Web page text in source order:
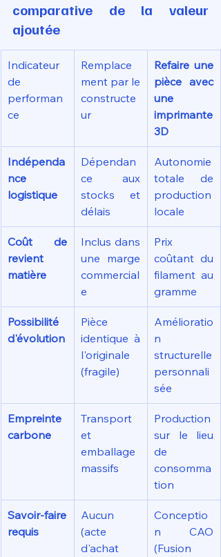
comparative de la valeur
ajoutée
Indicateur
de
performan
ce
Remplace
ment par le
constructe
ur
Refaire une
pièce avec
une
imprimante
3D
Indépenda
nce
logistique
Dépendan
ce aux
stocks et
délais
Autonomie
totale de
production
locale
Coût de
revient
matière
Inclus dans
une marge
commercial
e
Prix
coûtant du
filament au
gramme
Possibilité
d'évolution
Pièce
identique à
l'originale
(fragile)
Amélioratio
n
structurelle
personnali
sée
Empreinte
carbone
Transport
et
emballage
massifs
Production
sur le lieu
de
consomma
tion
Savoir-faire
requis
Aucun
(acte
d'achat
Conceptio
n CAO
(Fusion